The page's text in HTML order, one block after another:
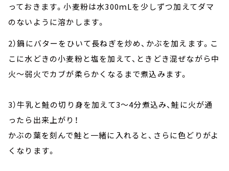
っておきます。小麦粉は水300ｍLを少しずつ加えてダマ
のないように溶かします。
2）鍋にバターをひいて長ねぎを炒め、かぶを加えます。こ
こに水どきの小麦粉と塩を加えて、ときどき混ぜながら中
火～弱火でカブが柔らかくなるまで煮込みます。
3）牛乳と鮭の切り身を加えて3～4分煮込み、鮭に火が通
ったら出来上がり！
かぶの葉を刻んで鮭と一緒に入れると、さらに色どりがよ
くなります。